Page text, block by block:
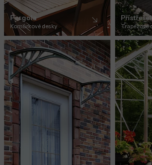
Pergola
Komůrkové desky Trapézové